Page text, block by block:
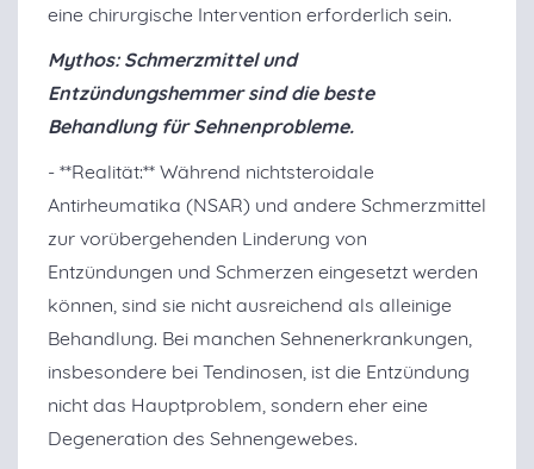
eine chirurgische Intervention erforderlich sein.
Mythos: Schmerzmittel und
Entzündungshemmer sind die beste
Behandlung für Sehnenprobleme.
- **Realität:** Während nichtsteroidale
Antirheumatika (NSAR) und andere Schmerzmittel
zur vorübergehenden Linderung von
Entzündungen und Schmerzen eingesetzt werden
können, sind sie nicht ausreichend als alleinige
Behandlung. Bei manchen Sehnenerkrankungen,
insbesondere bei Tendinosen, ist die Entzündung
nicht das Hauptproblem, sondern eher eine
Degeneration des Sehnengewebes.